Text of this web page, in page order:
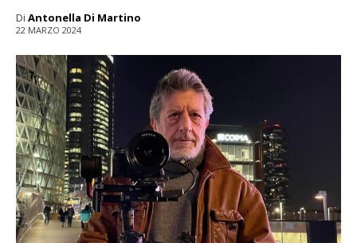
Di Antonella Di Martino
22 MARZO 2024